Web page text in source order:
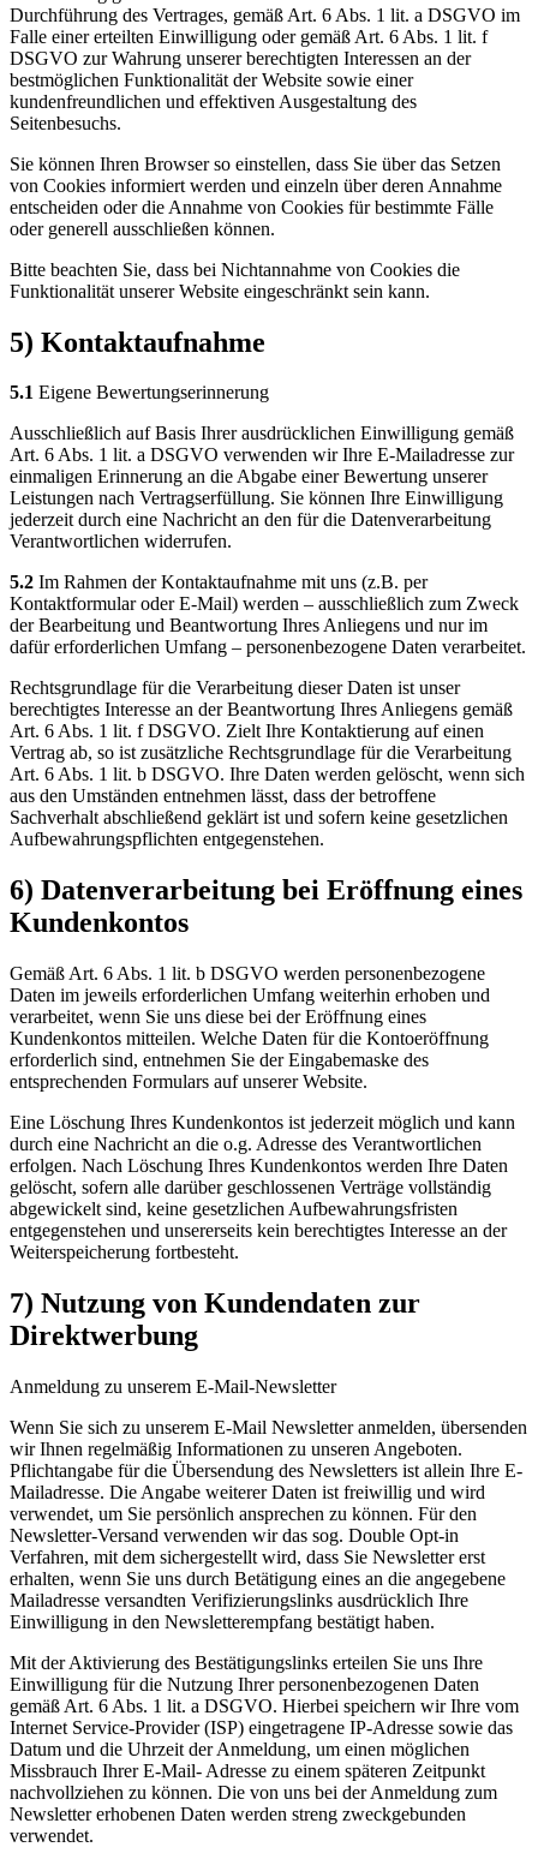
Durchführung des Vertrages, gemäß Art. 6 Abs. 1 lit. a DSGVO im
Falle einer erteilten Einwilligung oder gemäß Art. 6 Abs. 1 lit. f
DSGVO zur Wahrung unserer berechtigten Interessen an der
bestmöglichen Funktionalität der Website sowie einer
kundenfreundlichen und effektiven Ausgestaltung des
Seitenbesuchs.
Sie können Ihren Browser so einstellen, dass Sie über das Setzen
von Cookies informiert werden und einzeln über deren Annahme
entscheiden oder die Annahme von Cookies für bestimmte Fälle
oder generell ausschließen können.
Bitte beachten Sie, dass bei Nichtannahme von Cookies die
Funktionalität unserer Website eingeschränkt sein kann.
5) Kontaktaufnahme
5.1 Eigene Bewertungserinnerung
Ausschließlich auf Basis Ihrer ausdrücklichen Einwilligung gemäß
Art. 6 Abs. 1 lit. a DSGVO verwenden wir Ihre E-Mailadresse zur
einmaligen Erinnerung an die Abgabe einer Bewertung unserer
Leistungen nach Vertragserfüllung. Sie können Ihre Einwilligung
jederzeit durch eine Nachricht an den für die Datenverarbeitung
Verantwortlichen widerrufen.
5.2 Im Rahmen der Kontaktaufnahme mit uns (z.B. per
Kontaktformular oder E-Mail) werden – ausschließlich zum Zweck
der Bearbeitung und Beantwortung Ihres Anliegens und nur im
dafür erforderlichen Umfang – personenbezogene Daten verarbeitet.
Rechtsgrundlage für die Verarbeitung dieser Daten ist unser
berechtigtes Interesse an der Beantwortung Ihres Anliegens gemäß
Art. 6 Abs. 1 lit. f DSGVO. Zielt Ihre Kontaktierung auf einen
Vertrag ab, so ist zusätzliche Rechtsgrundlage für die Verarbeitung
Art. 6 Abs. 1 lit. b DSGVO. Ihre Daten werden gelöscht, wenn sich
aus den Umständen entnehmen lässt, dass der betroffene
Sachverhalt abschließend geklärt ist und sofern keine gesetzlichen
Aufbewahrungspflichten entgegenstehen.
6) Datenverarbeitung bei Eröffnung eines
Kundenkontos
Gemäß Art. 6 Abs. 1 lit. b DSGVO werden personenbezogene
Daten im jeweils erforderlichen Umfang weiterhin erhoben und
verarbeitet, wenn Sie uns diese bei der Eröffnung eines
Kundenkontos mitteilen. Welche Daten für die Kontoeröffnung
erforderlich sind, entnehmen Sie der Eingabemaske des
entsprechenden Formulars auf unserer Website.
Eine Löschung Ihres Kundenkontos ist jederzeit möglich und kann
durch eine Nachricht an die o.g. Adresse des Verantwortlichen
erfolgen. Nach Löschung Ihres Kundenkontos werden Ihre Daten
gelöscht, sofern alle darüber geschlossenen Verträge vollständig
abgewickelt sind, keine gesetzlichen Aufbewahrungsfristen
entgegenstehen und unsererseits kein berechtigtes Interesse an der
Weiterspeicherung fortbesteht.
7) Nutzung von Kundendaten zur
Direktwerbung
Anmeldung zu unserem E-Mail-Newsletter
Wenn Sie sich zu unserem E-Mail Newsletter anmelden, übersenden
wir Ihnen regelmäßig Informationen zu unseren Angeboten.
Pflichtangabe für die Übersendung des Newsletters ist allein Ihre E-
Mailadresse. Die Angabe weiterer Daten ist freiwillig und wird
verwendet, um Sie persönlich ansprechen zu können. Für den
Newsletter-Versand verwenden wir das sog. Double Opt-in
Verfahren, mit dem sichergestellt wird, dass Sie Newsletter erst
erhalten, wenn Sie uns durch Betätigung eines an die angegebene
Mailadresse versandten Verifizierungslinks ausdrücklich Ihre
Einwilligung in den Newsletterempfang bestätigt haben.
Mit der Aktivierung des Bestätigungslinks erteilen Sie uns Ihre
Einwilligung für die Nutzung Ihrer personenbezogenen Daten
gemäß Art. 6 Abs. 1 lit. a DSGVO. Hierbei speichern wir Ihre vom
Internet Service-Provider (ISP) eingetragene IP-Adresse sowie das
Datum und die Uhrzeit der Anmeldung, um einen möglichen
Missbrauch Ihrer E-Mail- Adresse zu einem späteren Zeitpunkt
nachvollziehen zu können. Die von uns bei der Anmeldung zum
Newsletter erhobenen Daten werden streng zweckgebunden
verwendet.